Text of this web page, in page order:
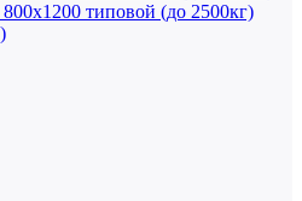
типовой (до 2500кг)